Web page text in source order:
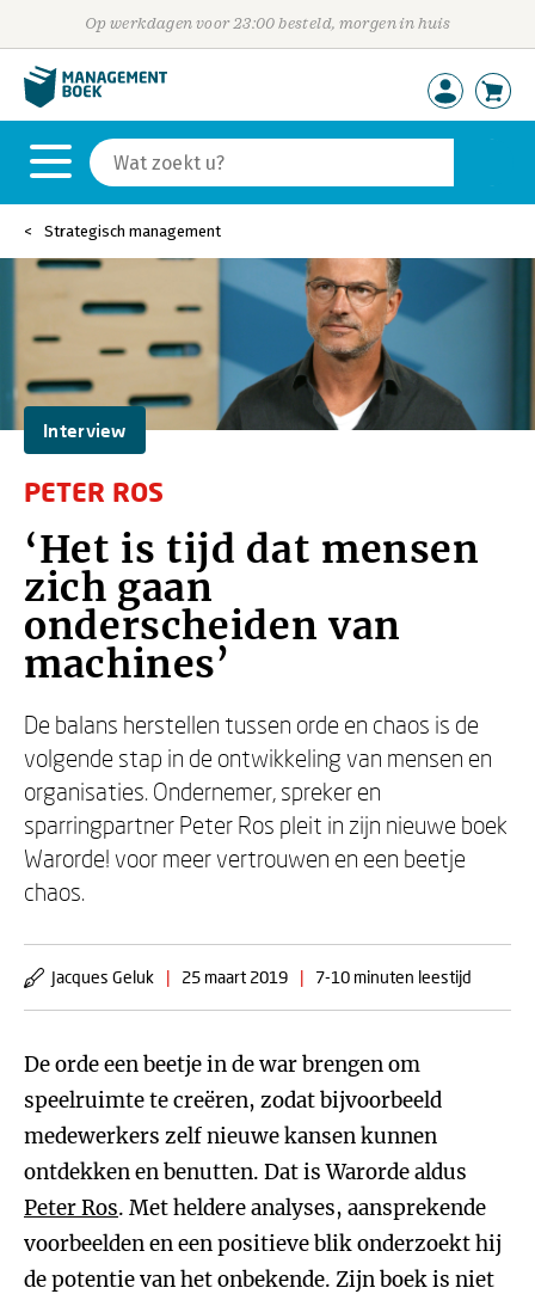
Op werkdagen voor 23:00 besteld, morgen in huis
Strategisch management
Interview
PETER ROS
‘Het is tijd dat mensen
zich gaan
onderscheiden van
machines’
De balans herstellen tussen orde en chaos is de
volgende stap in de ontwikkeling van mensen en
organisaties. Ondernemer, spreker en
sparringpartner Peter Ros pleit in zijn nieuwe boek
Warorde! voor meer vertrouwen en een beetje
chaos.
Jacques Geluk | 25 maart 2019 | 7-10 minuten leestijd
De orde een beetje in de war brengen om
speelruimte te creëren, zodat bijvoorbeeld
medewerkers zelf nieuwe kansen kunnen
ontdekken en benutten. Dat is Warorde aldus
Peter Ros. Met heldere analyses, aansprekende
voorbeelden en een positieve blik onderzoekt hij
de potentie van het onbekende. Zijn boek is niet